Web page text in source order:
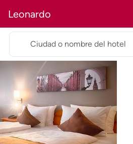
Leonardo
Ciudad o nombre del hotel